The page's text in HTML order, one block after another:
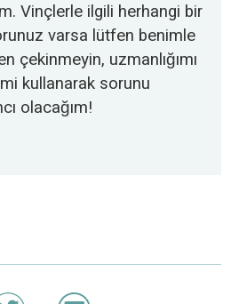
Vinçlerle ilgili herhangi bir
varsa lütfen benimle
çekinmeyin, uzmanlığımı
kullanarak sorunu
olacağım!